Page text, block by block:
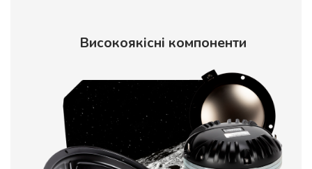
Високоякісні компоненти